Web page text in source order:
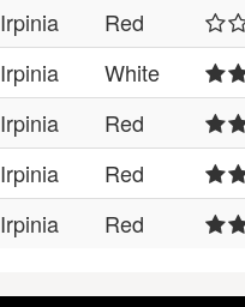
Irpinia
Red
Irpinia
White
Irpinia
Red
Irpinia
Red
Irpinia Red